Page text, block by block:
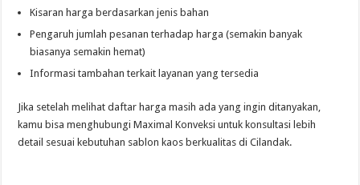
Kisaran harga berdasarkan jenis bahan
Pengaruh jumlah pesanan terhadap harga (semakin banyak
biasanya semakin hemat)
Informasi tambahan terkait layanan yang tersedia
Jika setelah melihat daftar harga masih ada yang ingin ditanyakan,
kamu bisa menghubungi Maximal Konveksi untuk konsultasi lebih
detail sesuai kebutuhan sablon kaos berkualitas di Cilandak.